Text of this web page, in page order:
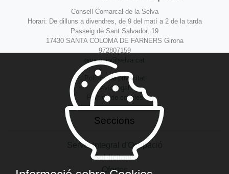
Consell Comarcal de la Selva
Horari: De dilluns a divendres, de 9 del matí a 2 de la tarda
Passeig de Sant Salvador, 19
17430 SANTA COLOMA DE FARNERS Girona
972807159
ocupacio@selva.cat
Política de privacitat
Avís legal
Política de cookies
Seccions
Servei Integral d'Ocupació
Sol·licitants
Ofertes